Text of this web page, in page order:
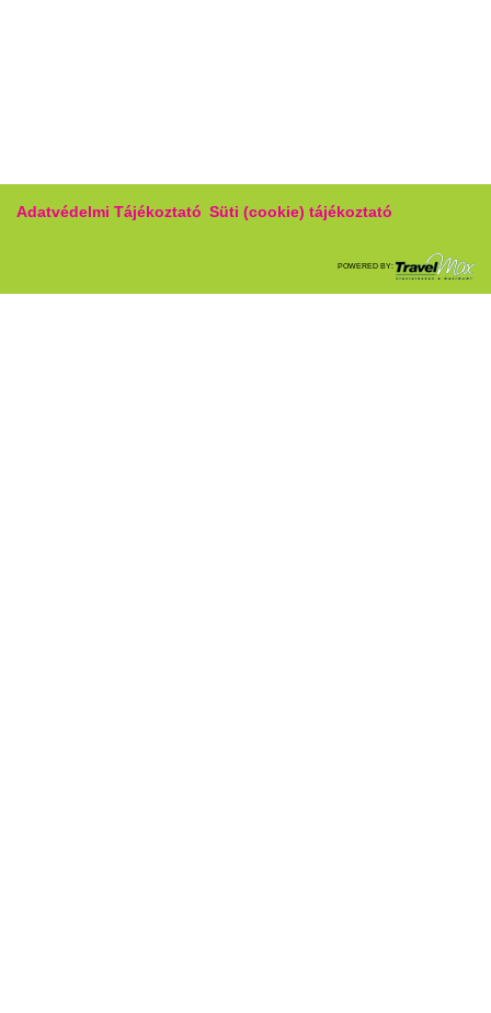
Adatvédelmi Tájékoztató Süti (cookie) tájékoztató
POWERED BY: